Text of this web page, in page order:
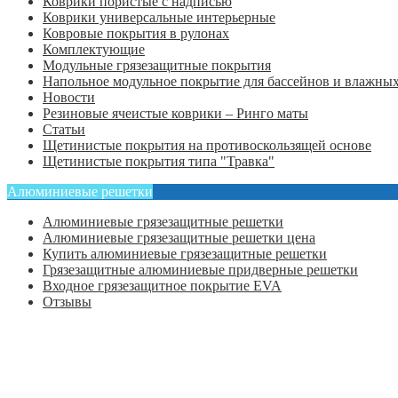
Коврики универсальные интерьерные
Ковровые покрытия в рулонах
Комплектующие
Модульные грязезащитные покрытия
Напольное модульное покрытие для бассейнов и
Новости
Резиновые ячеистые коврики – Ринго маты
Статьи
Щетинистые покрытия на противоскользящей основе
Щетинистые покрытия типа "Травка"
Алюминиевые решетки
Алюминиевые грязезащитные решетки
Алюминиевые грязезащитные решетки цена
Купить алюминиевые грязезащитные решетки
Грязезащитные алюминиевые придверные решетки
Входное грязезащитное покрытие EVA
Отзывы